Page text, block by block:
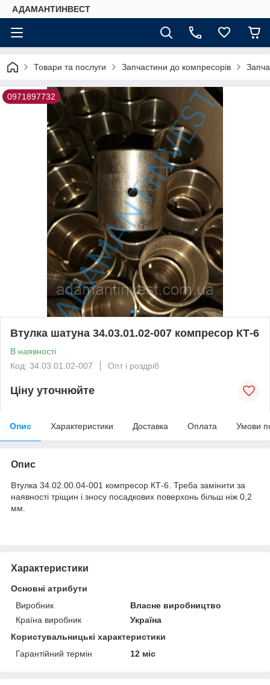
АДАМАНТИНВЕСТ
Товари та послуги Запчастини до компресорів
0971897732
Втулка шатуна 34.03.01.02-007 компресор КТ-6
В наявності
Код: 34.03.01.02-007
Опт і роздріб
Ціну уточнюйте
Опис Характеристики Доставка Оплата Умови
Опис
Втулка 34.02.00.04-001 компресор КТ-6. Треба замінити за
наявності тріщин і зносу посадкових поверхонь більш ніж 0,2
мм.
Характеристики
Основні атрибути
Виробник
Власне виробництво
Країна виробник
Україна
Користувальницькі характеристики
Гарантійний термін
12 міс